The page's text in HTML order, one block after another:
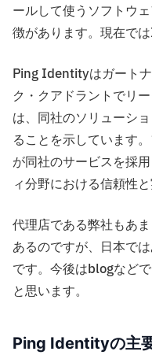
ールして使うソフトウ
徴があります。現在で
Ping Identityはガート
ク・クアドラントでリ
は、同社のソリューシ
ることを示しています
が同社のサービスを採
ィ分野における信頼性
代理店である弊社もあ
あるのですが、日本で
です。今後はblogなど
と思います。
Ping Identityの主